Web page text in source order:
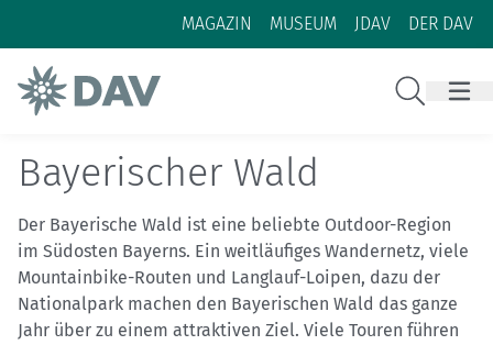
Zum Inhalt
Zur Footer-Navigation
MAGAZIN MUSEUM JDAV DER DAV
Bayerischer Wald
Der Bayerische Wald ist eine beliebte Outdoor-Region
im Südosten Bayerns. Ein weitläufiges Wandernetz, viele
Mountainbike-Routen und Langlauf-Loipen, dazu der
Nationalpark machen den Bayerischen Wald das ganze
Jahr über zu einem attraktiven Ziel. Viele Touren führen